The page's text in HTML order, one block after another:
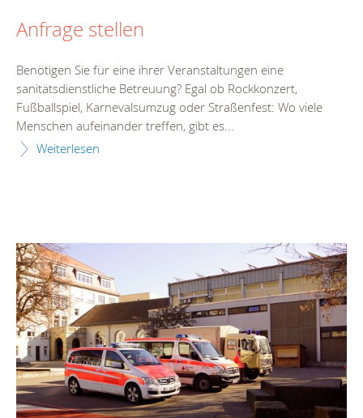
Anfrage stellen
Benötigen Sie für eine ihrer Veranstaltungen eine
sanitätsdienstliche Betreuung? Egal ob Rockkonzert,
Fußballspiel, Karnevalsumzug oder Straßenfest: Wo viele
Menschen aufeinander treffen, gibt es...
Weiterlesen